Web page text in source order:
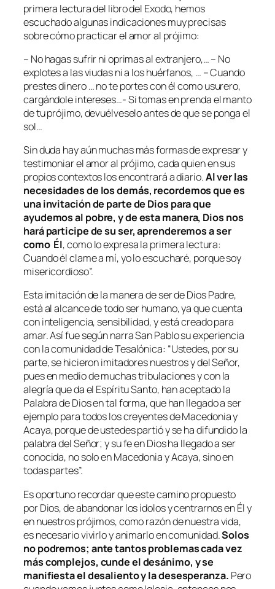
primera lectura del libro del Exodo, hemos
escuchado algunas indicaciones muy precisas
sobre cómo practicar el amor al prójimo:
– No hagas sufrir ni oprimas al extranjero,… – No
explotes a las viudas ni a los huérfanos, … – Cuando
prestes dinero … no te portes con él como usurero,
cargándole intereses…- Si tomas en prenda el manto
de tu prójimo, devuélveselo antes de que se ponga el
sol…
Sin duda hay aún muchas más formas de expresar y
testimoniar el amor al prójimo, cada quien en sus
propios contextos los encontrará a diario.Al ver las
necesidades de los demás, recordemos que es
una invitación de parte de Dios para que
ayudemos al pobre, y de esta manera, Dios nos
hará participe de su ser, aprenderemos a ser
como Él, como lo expresa la primera lectura:
Cuando él clame a mí, yo lo escucharé, porque soy
misericordioso”.
Esta imitación de la manera de ser de Dios Padre,
está al alcance de todo ser humano, ya que cuenta
con inteligencia, sensibilidad, y está creado para
amar. Así fue según narra San Pablo su experiencia
con la comunidad de Tesalónica: “Ustedes, por su
parte, se hicieron imitadores nuestros y del Señor,
pues en medio de muchas tribulaciones y con la
alegría que da el Espíritu Santo, han aceptado la
Palabra de Dios en tal forma, que han llegado a ser
ejemplo para todos los creyentes de Macedonia y
Acaya, porque de ustedes partió y se ha difundido la
palabra del Señor; y su fe en Dios ha llegado a ser
conocida, no solo en Macedonia y Acaya, sino en
todas partes”.
Es oportuno recordar que este camino propuesto
por Dios, de abandonar los ídolos y centrarnos en Él y
en nuestros prójimos, como razón de nuestra vida,
es necesario vivirlo y animarlo en comunidad.Solos
no podremos; ante tantos problemas cada vez
más complejos, cunde el desánimo, y se
manifiesta el desaliento y la desesperanza. Pero